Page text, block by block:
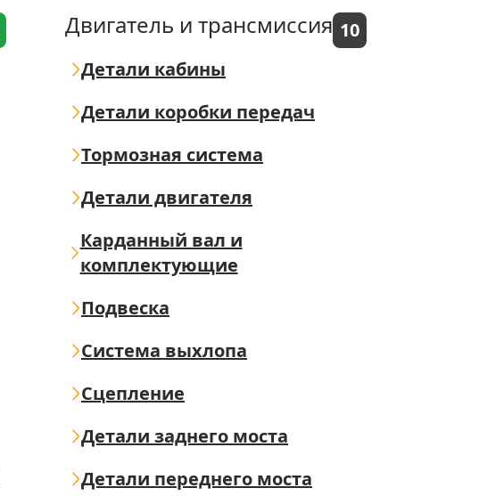
Двигатель и трансмиссия 10
Детали кабины
Детали коробки передач
Тормозная система
Детали двигателя
Карданный вал и
комплектующие
Подвеска
Система выхлопа
Сцепление
Детали заднего моста
Детали переднего моста